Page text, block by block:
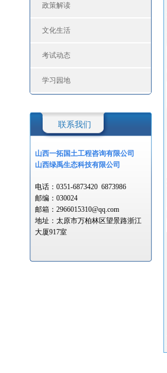
政策解读
文化生活
考试动态
学习园地
联系我们
山西一拓国土工程咨询有限公司
山西绿禹生态科技有限公司
电话： 0351-6873420 6873986
邮编： 030024
邮箱： 2966015310@qq.com
地址： 太原市万柏林区望景路浙江
大厦917室